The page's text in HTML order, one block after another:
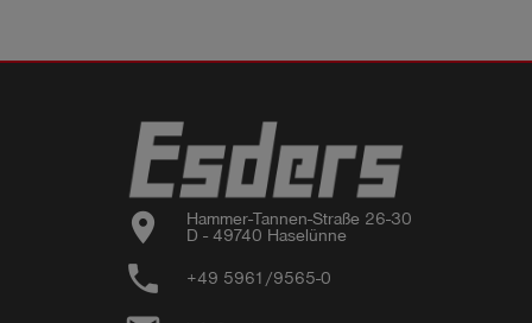
location_on
Hammer-Tannen-Straße 26-30
D - 49740 Haselünne
phone +49 5961/9565-0